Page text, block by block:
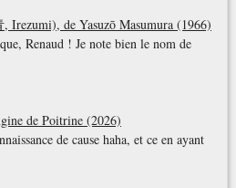
Irezumi), de Yasuzō Masumura (1966)
Renaud ! Je note bien le nom de
de Poitrine (2026)
de cause haha, et ce en ayant